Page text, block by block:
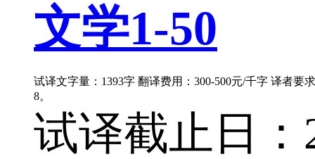
文学1-50
试译文字量：1393字 翻译费用：300-500元/千字 译者要
8。
试译截止日：